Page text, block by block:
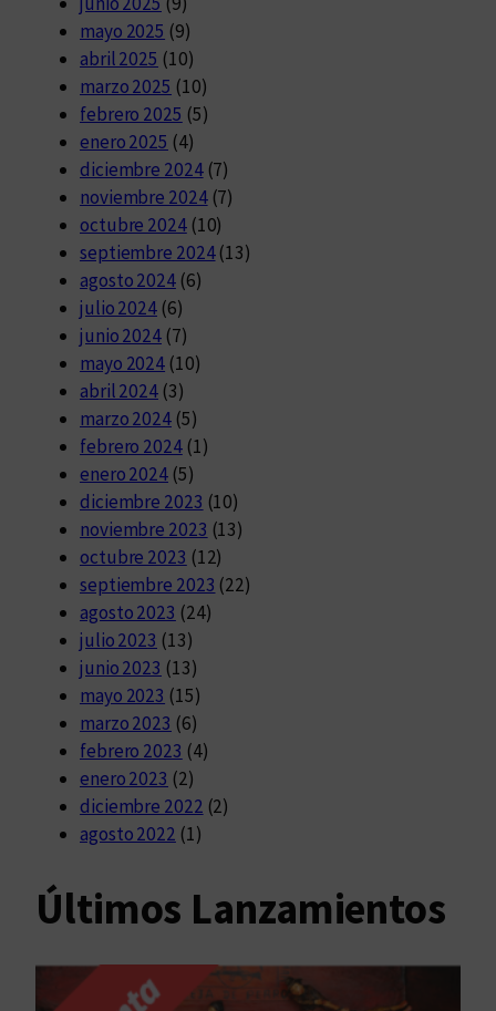
mayo 2025 (9)
abril 2025 (10)
marzo 2025 (10)
febrero 2025 (5)
enero 2025 (4)
diciembre 2024(7)
noviembre 2024(7)
octubre 2024(10)
septiembre 2024(13)
agosto 2024(6)
julio 2024 (6)
junio 2024 (7)
mayo 2024 (10)
abril 2024 (3)
marzo 2024 (5)
febrero 2024(1)
enero 2024 (5)
diciembre 2023 (10)
noviembre 2023 (13)
octubre 2023 (12)
septiembre 2023 (22)
agosto 2023 (24)
julio 2023 (13)
junio 2023 (13)
mayo 2023 (15)
marzo 2023 (6)
febrero 2023 (4)
enero 2023 (2)
diciembre 2022 (2)
agosto 2022 (1)
Últimos Lanzamientos